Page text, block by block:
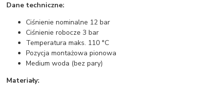
Dane techniczne:
Ciśnienie nominalne 12 bar
Ciśnienie robocze 3 bar
Temperatura maks. 110 °C
Pozycja montażowa pionowa
Medium woda (bez pary)
Materiały: